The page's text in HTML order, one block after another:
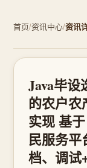
首页/资讯中心/资讯
Java毕设
的农户
实现 基
民服务平
档、调试